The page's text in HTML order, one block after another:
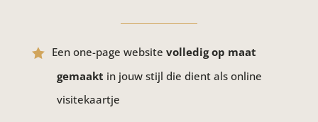
Een one-page website volledig op maat
gemaakt in jouw stijl die dient als online
visitekaartje